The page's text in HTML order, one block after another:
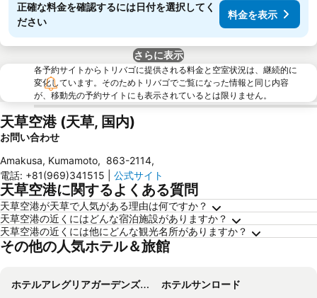
正確な料金を確認するには日付を選択してく
ださい
料金を表示
さらに表示
各予約サイトからトリバゴに提供される料金と空室状況は、継続的に
変化しています。そのためトリバゴでご覧になった情報と同じ内容
が、移動先の予約サイトにも表示されているとは限りません。
天草空港 (天草, 国内)
お問い合わせ
Amakusa, Kumamoto, 863-2114,
電話: +81(969)341515 公式サイト
天草空港に関するよくある質問
天草空港が天草で人気がある理由は何ですか？
天草空港の近くにはどんな宿泊施設がありますか？
天草空港の近くには他にどんな観光名所がありますか？
その他の人気ホテル＆旅館
ホテルアレグリアガーデンズ天草
ホテルサンロード